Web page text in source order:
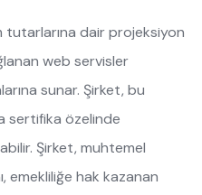
tutarlarına dair projeksiyon
web servisler
sunar. Şirket, bu
sertifika özelinde
Şirket, muhtemel
emekliliğe hak kazanan